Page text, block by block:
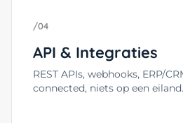
/04
API & Integraties
REST APIs, webhooks, ERP/
connected, niets op een eiland.